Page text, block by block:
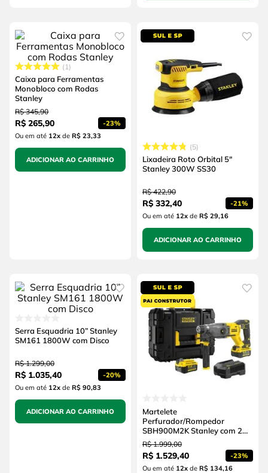
1
Caixa para Ferramentas
Monobloco com Rodas
Stanley
R$ 345,90
R$ 265,90 -23%
Ou em até 12xde R$ 23,33
ADICIONAR AO CARRINHO
5
Lixadeira Roto Orbital 5"
Stanley 300W SS30
R$ 422,90
R$ 332,40 -21%
Ou em até 12xde R$ 29,16
ADICIONAR AO CARRINHO
Serra Esquadria 10” Stanley
SM161 1800W com Disco
R$ 1.299,00
R$ 1.035,40 -20%
Ou em até 12xde R$ 90,83
ADICIONAR AO CARRINHO
Martelete
Perfurador/Rompedor
SBH900M2K Stanley com 2
Baterias, Carregador e Maleta
R$ 1.999,00
R$ 1.529,40 -23%
Ou em até 12xde R$ 134,16